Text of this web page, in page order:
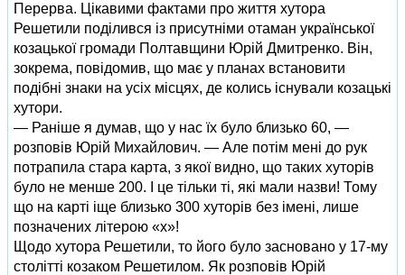
Перерва. Цікавими фактами про життя хутора
Решетили поділився із присутніми отаман української
козацької громади Полтавщини Юрій Дмитренко. Він,
зокрема, повідомив, що має у планах встановити
подібні знаки на усіх місцях, де колись існували козацькі
хутори.
— Раніше я думав, що у нас їх було близько 60, —
розповів Юрій Михайлович. — Але потім мені до рук
потрапила стара карта, з якої видно, що таких хуторів
було не менше 200. І це тільки ті, які мали назви! Тому
що на карті іще близько 300 хуторів без імені, лише
позначених літерою «х»!
Щодо хутора Решетили, то його було засновано у 17‑му
столітті козаком Решетилом. Як розповів Юрій